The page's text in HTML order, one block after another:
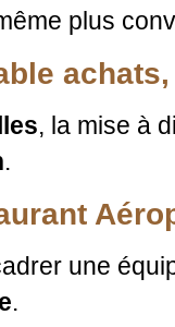
plus
, la mise à
.
une
.